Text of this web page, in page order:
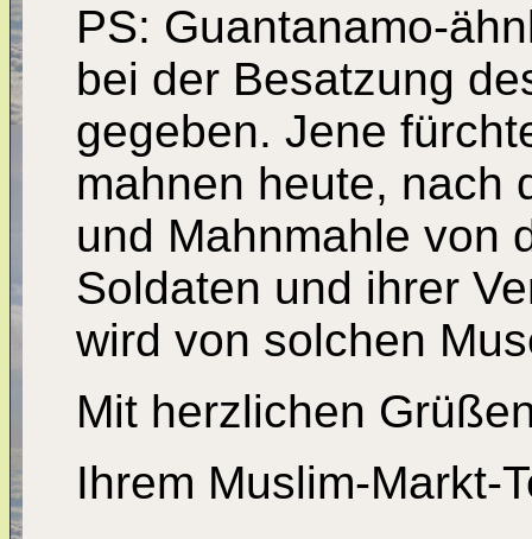
PS: Guantanamo-
bei der Besatzung
gegeben. Jene
mahnen heute, nach
und Mahnmahle von
Soldaten und ihrer
wird von solchen
Mit herzlichen
Ihrem Muslim-Markt-